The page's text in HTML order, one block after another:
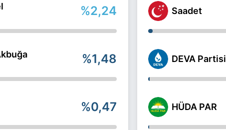
%2,24
%1,48
%0,47
Saadet
DEVA Partisi
HÜDA PAR